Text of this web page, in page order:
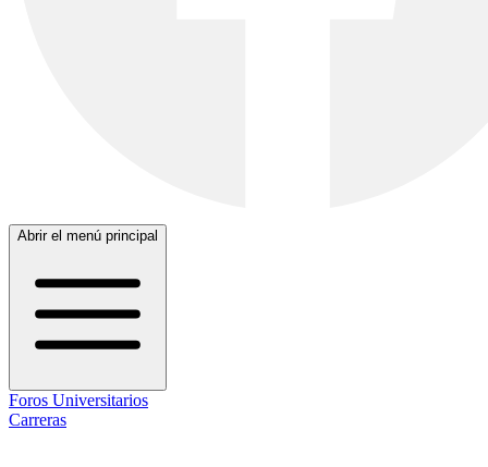
Abrir el menú principal
Foros Universitarios
Carreras